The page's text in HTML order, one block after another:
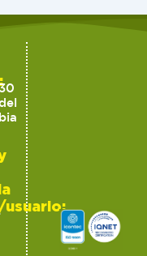
usuario: